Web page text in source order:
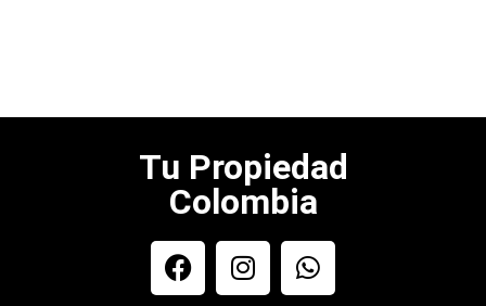
Tu Propiedad
Colombia